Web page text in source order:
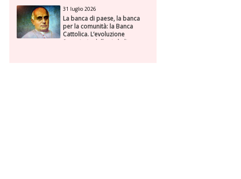
31 luglio 2026
La banca di paese, la banca
per la comunità: la Banca
Cattolica. L’evoluzione
finanziaria della città di